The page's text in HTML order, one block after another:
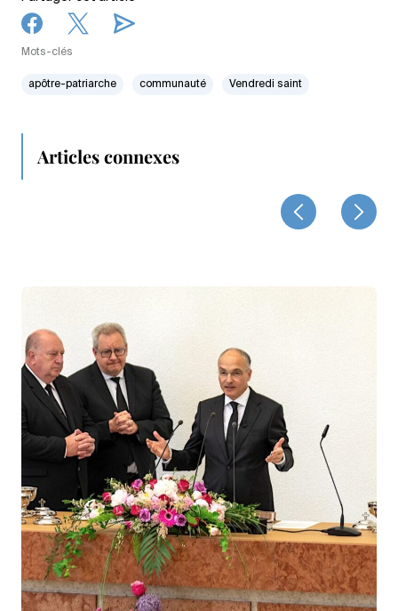
Mots-clés
apôtre-patriarche communauté Vendredi saint
Articles connexes